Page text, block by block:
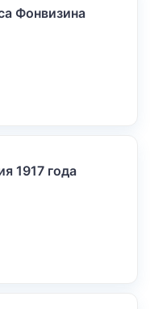
Фонвизина
1917 года